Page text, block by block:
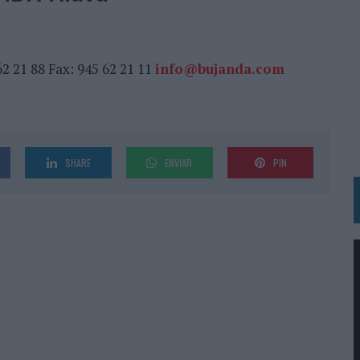
INSPIRADA EN CORNETTO, CALIPPO Y SOLERO
EL PATRIMONIO HISTÓRICO EN ACTIVOS CULTURALES Y ECONÓMICOS
GESTIÓN DE SUS RELACIONES CON LOS MEDIOS
21 88 Fax: 945 62 21 11 info@bujanda.com
SHARE ENVIAR PIN